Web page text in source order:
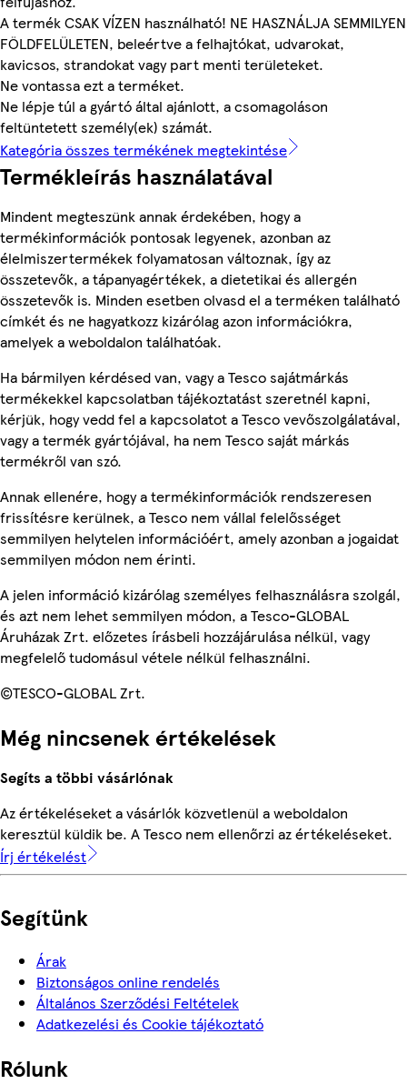
A termék CSAK VÍZEN használható! NE HASZNÁLJA SEMMILYEN
FÖLDFELÜLETEN, beleértve a felhajtókat, udvarokat,
kavicsos, strandokat vagy part menti területeket.
Ne vontassa ezt a terméket.
Ne lépje túl a gyártó által ajánlott, a csomagoláson
feltüntetett személy(ek) számát.
Kategória összes termékének megtekintése
Termékleírás használatával
Mindent megteszünk annak érdekében, hogy a
termékinformációk pontosak legyenek, azonban az
élelmiszertermékek folyamatosan változnak, így az
összetevők, a tápanyagértékek, a dietetikai és allergén
összetevők is. Minden esetben olvasd el a terméken található
címkét és ne hagyatkozz kizárólag azon információkra,
amelyek a weboldalon találhatóak.
Ha bármilyen kérdésed van, vagy a Tesco sajátmárkás
termékekkel kapcsolatban tájékoztatást szeretnél kapni,
kérjük, hogy vedd fel a kapcsolatot a Tesco vevőszolgálatával,
vagy a termék gyártójával, ha nem Tesco saját márkás
termékről van szó.
Annak ellenére, hogy a termékinformációk rendszeresen
frissítésre kerülnek, a Tesco nem vállal felelősséget
semmilyen helytelen információért, amely azonban a jogaidat
semmilyen módon nem érinti.
A jelen információ kizárólag személyes felhasználásra szolgál,
és azt nem lehet semmilyen módon, a Tesco-GLOBAL
Áruházak Zrt. előzetes írásbeli hozzájárulása nélkül, vagy
megfelelő tudomásul vétele nélkül felhasználni.
©TESCO-GLOBAL Zrt.
Még nincsenek értékelések
Segíts a többi vásárlónak
Az értékeléseket a vásárlók közvetlenül a weboldalon
keresztül küldik be. A Tesco nem ellenőrzi az értékeléseket.
Írj értékelést
Segítünk
Árak
Biztonságos online rendelés
Általános Szerződési Feltételek
Adatkezelési és Cookie tájékoztató
Rólunk